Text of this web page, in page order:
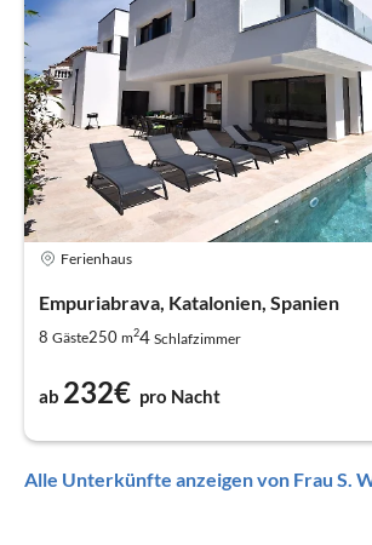
Ferienhaus
Empuriabrava, Katalonien, Spanien
8 Gäste250 m24 Schlafzimmer
ab 232€ pro Nacht
Alle Unterkünfte anzeigen von Frau S.